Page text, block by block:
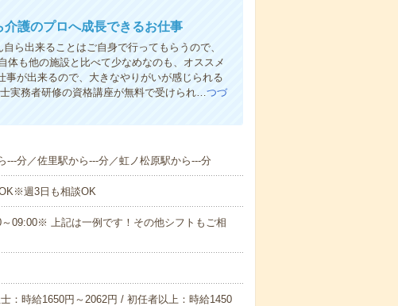
護のプロへ成長できるお仕事
ら出来ることはご自身で行ってもらうので、
体も他の施設と比べて少なめなのも、オススメ
が出来るので、大きなやりがいが感じられる
実務者研修の資格講座が無料で受けられ…つづ
---分／佐里駅から---分／虹ノ松原駅から---分
週3日も相談OK
～09:00※ 上記は一例です！その他シフトもご相
：時給1650円～2062円 / 初任者以上：時給1450